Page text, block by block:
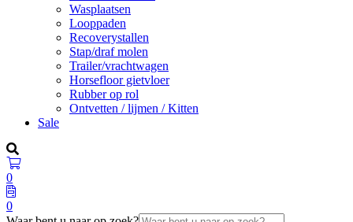
Wasplaatsen
Looppaden
Recoverystallen
Stap/draf molen
Trailer/vrachtwagen
Horsefloor gietvloer
Rubber op rol
Ontvetten / lijmen / Kitten
Sale
0
0